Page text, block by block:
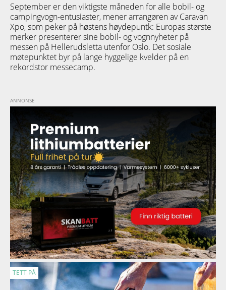
September er den viktigste måneden for alle bobil- og
campingvogn-entusiaster, mener arrangøren av Caravan
Xpo, som peker på høstens høydepuntk: Europas største
merker presenterer sine bobil- og vognnyheter på
messen på Hellerudsletta utenfor Oslo. Det sosiale
møtepunktet byr på lange hyggelige kvelder på en
rekordstor messecamp.
TETT PÅ